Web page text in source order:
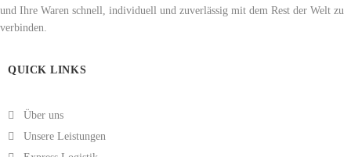
und Ihre Waren schnell, individuell und zuverlässig mit dem Rest der Welt zu
verbinden.
QUICK LINKS
Über uns
Unsere Leistungen